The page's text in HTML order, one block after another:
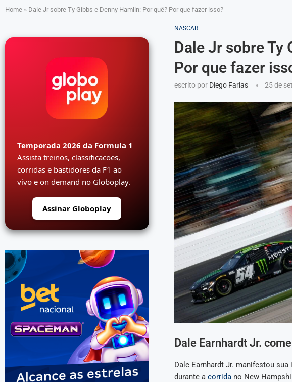
Home » Dale Jr sobre Ty Gibbs e Denny Hamlin: Por quê? Por que fazer isso?
NASCAR
Dale Jr sobre Ty
Por que fazer
escrito por Diego Farias 25 de
Dale Earnhardt Jr.
Dale Earnhardt Jr. manifestou
durante a corridano New
Temporada 2026 da Formula 1
Assista treinos, classificacoes,
corridas e bastidores da F1 ao
vivo e on demand no Globoplay.
Assinar Globoplay